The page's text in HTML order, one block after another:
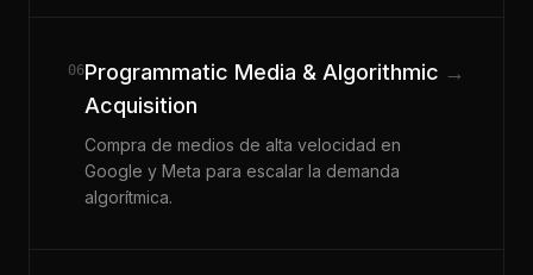
06Programmatic Media & Algorithmic
Acquisition
Compra de medios de alta velocidad en
Google y Meta para escalar la demanda
algorítmica.
→